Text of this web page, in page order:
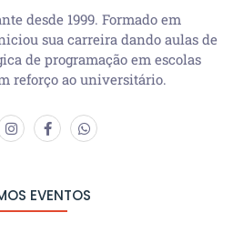
desde 1999. Formado em
sua carreira dando aulas de
de programação em escolas
reforço ao universitário.
EVENTOS